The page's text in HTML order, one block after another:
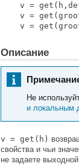
v =
v =
v =
Описание
Не
и локальным
v = get(h)
свойства и чьи
не задаете